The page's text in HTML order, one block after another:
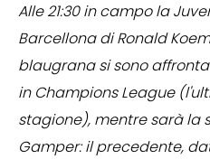
Alle 21:30 in campo la
Barcellona di Ronald
blaugrana si sono
in Champions League
stagione), mentre sarà la
Gamper: il precedente,